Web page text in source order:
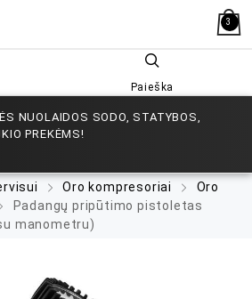
3
Paieška
NUOLAIDOS SODO, STATYBOS,
PREKĖMS!
Oro kompresoriai
Oro
Padangų pripūtimo pistoletas
manometru)